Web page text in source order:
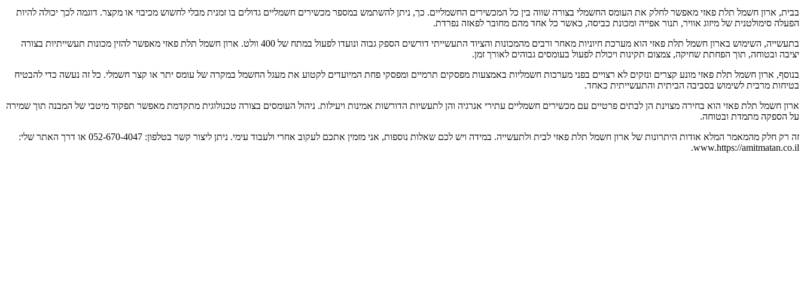
בבית, ארון חשמל תלת פאזי מאפשר לחלק את העומס החשמלי בצורה שווה בין כל המכשירים החשמליים. כך, ניתן להשתמש במספר מכשירים חשמליים גדולים בו זמנית מבלי לחשוש מכיבוי או מקצר. דוגמה לכך יכולה להיות
הפעלה סימולטנית של מיזוג אוויר, תנור אפייה ומכונת כביסה, כאשר כל אחד מהם מחובר לפאזה נפרדת.
בתעשייה, השימוש בארון חשמל תלת פאזי הוא מערכת חיוניות מאחר ורבים מהמכונות והציוד התעשייתי דורשים הספק גבוה ונועדו לפעול במתח של 400 וולט. ארון חשמל תלת פאזי מאפשר להזין מכונות תעשייתיות בצורה
יציבה ובטוחה, תוך הפחתת שחיקה, צמצום תקינות ויכולת לפעול בעומסים גבוהים לאורך זמן.
בנוסף, ארון חשמל תלת פאזי מונע קצרים ונזקים לא רצויים בפני מערכות חשמליות באמצעות מפסקים תרמיים ומפסקי פחת המיועדים לקטוע את מעגל החשמל במקרה של עומס יתר או קצר חשמלי. כל זה נעשה כדי להבטיח
בטיחות מרבית לשימוש בסביבה הביתית והתעשייתית כאחד.
ארון חשמל תלת פאזי הוא בחירה מצוינת הן לבתים פרטיים עם מכשירים חשמליים עתירי אנרגיה והן לתעשיות הדורשות אמינות ויעילות. ניהול העומסים בצורה טכנולוגית מתקדמת מאפשר תפקוד מיטבי של המבנה תוך שמירה
על הספקה מתמדת ובטוחה.
זה רק חלק מהמאמר המלא אודות היתרונות של ארון חשמל תלת פאזי לבית ולתעשייה. במידה ויש לכם שאלות נוספות, אני מזמין אתכם לעקוב אחרי ולעבוד עימי. ניתן ליצור קשר בטלפון: 052-670-4047 או דרך האתר שלי:
www.https://amitmatan.co.il.